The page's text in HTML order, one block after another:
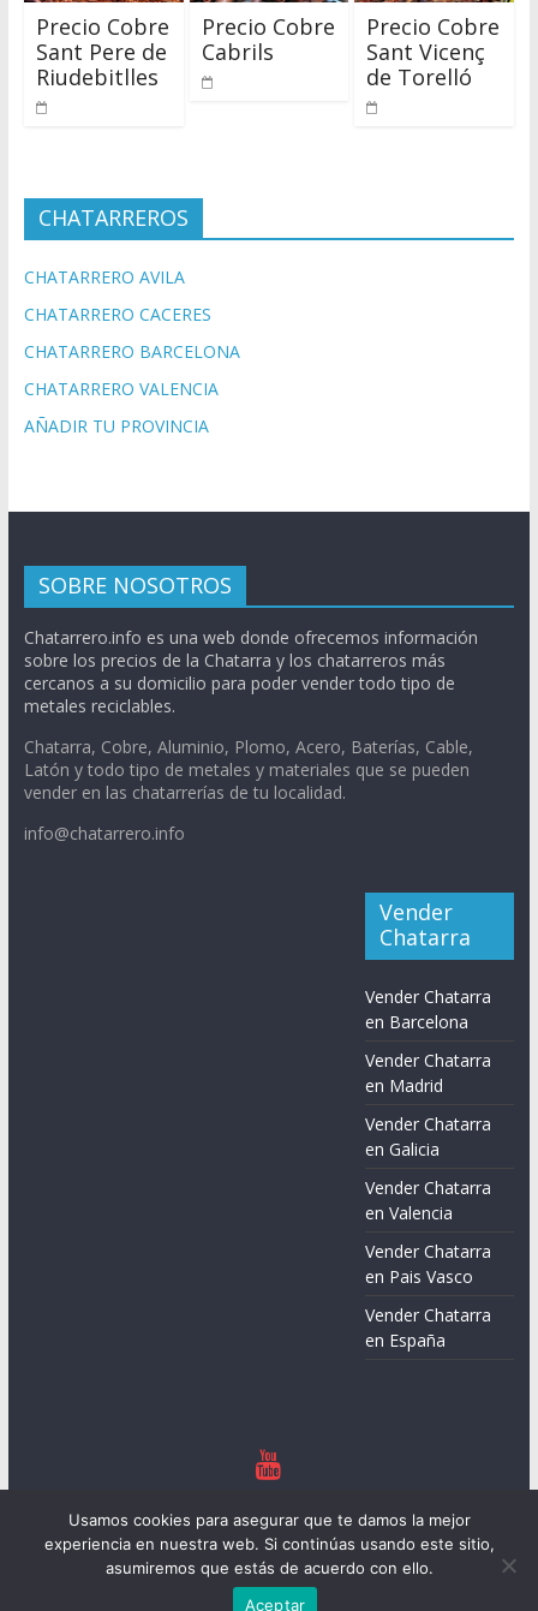
Precio Cobre
Sant Pere de
Riudebitlles
Precio Cobre
Cabrils
Precio Cobre
Sant Vicenç
de Torelló
CHATARREROS
CHATARRERO AVILA
CHATARRERO CACERES
CHATARRERO BARCELONA
CHATARRERO VALENCIA
AÑADIR TU PROVINCIA
SOBRE NOSOTROS
Chatarrero.info es una web donde ofrecemos información
sobre los precios de la Chatarra y los chatarreros más
cercanos a su domicilio para poder vender todo tipo de
metales reciclables.
Chatarra, Cobre, Aluminio, Plomo, Acero, Baterías, Cable,
Latón y todo tipo de metales y materiales que se pueden
vender en las chatarrerías de tu localidad.
info@chatarrero.info
Vender
Chatarra
Vender Chatarra
en Barcelona
Vender Chatarra
en Madrid
Vender Chatarra
en Galicia
Vender Chatarra
en Valencia
Vender Chatarra
en Pais Vasco
Vender Chatarra
en España
derechos reservados.
Tema:ColorMagpor ThemeGrill. Funciona conWordPress
Usamos cookies para asegurar que te damos la mejor
experiencia en nuestra web. Si continúas usando este sitio,
asumiremos que estás de acuerdo con ello.
Aceptar